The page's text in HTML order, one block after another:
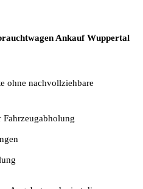
Ankauf Wuppertal
ohne nachvollziehbare